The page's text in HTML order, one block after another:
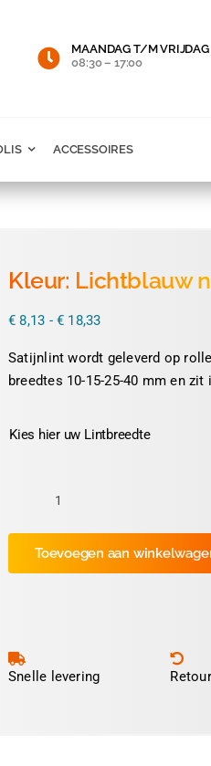
MAANDAG T/M VRIJDAG
08:30 – 17:00
ACCESSOIRES
Kleur: Lichtblauw
€ 8,13 - € 18,33Prijsklasse:
tot
€ 18,33
Satijnlint wordt geleverd op
breedtes 10-15-25-40 mm en
Kies hier uw Lintbreedte
Kleur:
Lichtblauw
nr.
40
Toevoegen aan
Snelle levering